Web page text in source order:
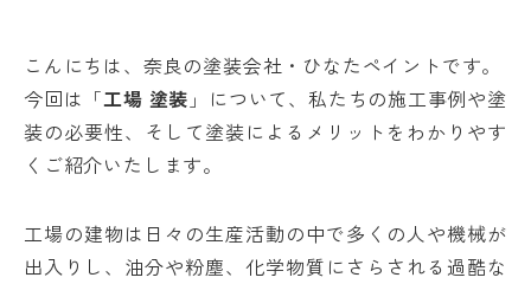
こんにちは、奈良の塗装会社・ひなたペイントです。
今回は「工場 塗装 」について、私たちの施工事例や塗
装の必要性、そして塗装によるメリットをわかりやす
くご紹介いたします。
工場の建物は日々の生産活動の中で多くの人や機械が
出入りし、油分や粉塵、化学物質にさらされる過酷な